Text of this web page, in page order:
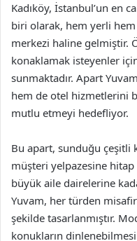
Kadıköy, İstanbul’un en
biri olarak, hem yerli
merkezi haline gelmiştir.
konaklamak isteyenler
sunmaktadır. Apart
hem de otel hizmetlerini
mutlu etmeyi hedefliyor.
Bu apart, sunduğu çeşitli
müşteri yelpazesine
büyük aile dairelerine
Yuvam, her türden
şekilde tasarlanmıştır.
konukların